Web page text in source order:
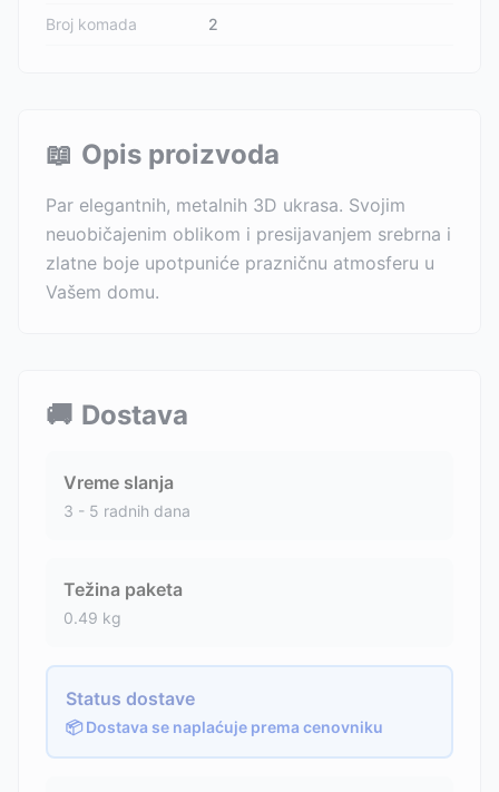
Broj komada 2
📖 Opis proizvoda
Par elegantnih, metalnih 3D ukrasa. Svojim
neuobičajenim oblikom i presijavanjem srebrna i
zlatne boje upotpuniće prazničnu atmosferu u
Vašem domu.
🚚 Dostava
Vreme slanja
3 - 5 radnih dana
Težina paketa
0.49 kg
Status dostave
📦 Dostava se naplaćuje prema cenovniku